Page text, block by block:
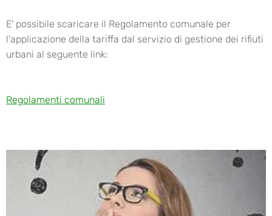
E' possibile scaricare il Regolamento comunale per
l'applicazione della tariffa dal servizio di gestione dei rifiuti
urbani al seguente link:
Regolamenti comunali